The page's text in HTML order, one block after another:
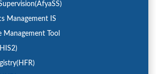
Management IS
Management Tool